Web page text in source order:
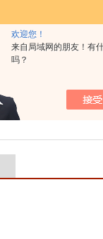
欢迎您！
来自局域网的朋友！有
吗？